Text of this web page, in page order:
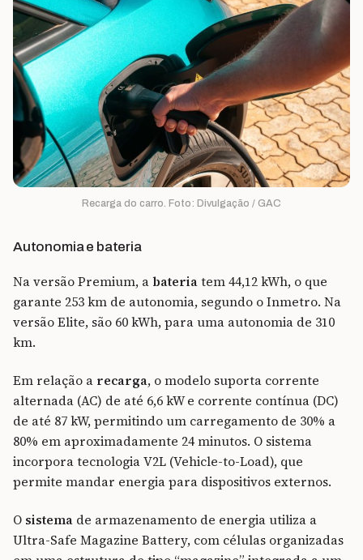
Recarga do carro. Foto: Divulgação / GAC
Autonomia e bateria
Na versão Premium, abateriatem 44,12 kWh, o que
garante 253 km de autonomia, segundo o Inmetro. Na
versão Elite, são 60 kWh, para uma autonomia de 310
km.
Em relação a recarga, o modelo suporta corrente
alternada (AC) de até 6,6 kW e corrente contínua (DC)
de até 87 kW, permitindo um carregamento de 30% a
80% em aproximadamente 24 minutos. O sistema
incorpora tecnologia V2L (Vehicle-to-Load), que
permite mandar energia para dispositivos externos.
O sistema de armazenamento de energia utiliza a
Ultra-Safe Magazine Battery, com células organizadas